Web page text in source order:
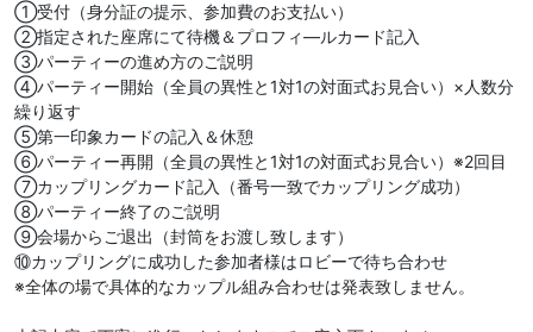
①受付（身分証の提示、参加費のお支払い）
②指定された座席にて待機＆プロフィ―ルカード記入
③パーティーの進め方のご説明
④パーティー開始（全員の異性と1対1の対面式お見合い）×人数分
繰り返す
⑤第一印象カードの記入＆休憩
⑥パーティー再開（全員の異性と1対1の対面式お見合い）※2回目
⑦カップリングカード記入（番号一致でカップリング成功）
⑧パーティー終了のご説明
⑨会場からご退出（封筒をお渡し致します）
⑩カップリングに成功した参加者様はロビーで待ち合わせ
※全体の場で具体的なカップル組み合わせは発表致しません。